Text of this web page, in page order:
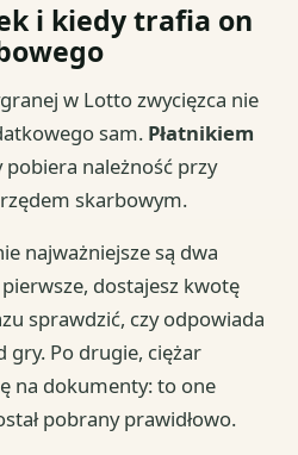
i kiedy trafia on
w Lotto zwycięzca nie
sam. Płatnikiem
pobiera należność przy
skarbowym.
najważniejsze są dwa
dostajesz kwotę
sprawdzić, czy odpowiada
gry. Po drugie, ciężar
na dokumenty: to one
pobrany prawidłowo.